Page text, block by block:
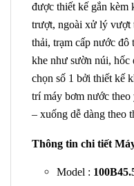
được thiết kế gắn kèm
trượt, ngoài xử lý
thải, trạm cấp nước
khe như sườn núi,
chọn số 1 bởi thiết kế
trí máy bơm nước
– xuống dễ dàng theo
Thông tin chi tiết
Model :